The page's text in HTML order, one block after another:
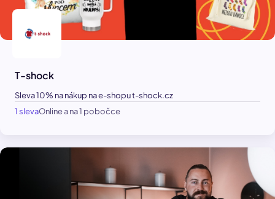
T-shock
Sleva 10% na nákup na e-shopu t-shock.cz
1 slevaOnline a na 1 pobočce